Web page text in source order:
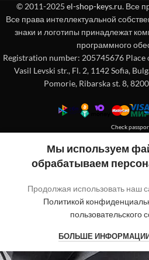
© 2011-2025 el-shop-keys.ru. Все
Все права интеллектуальной
знаки и логотипы принадлежат
программного
Registration number: 205745676 Place
Vasil Levski str., Fl. 2, 1142 Sofia,
Pomorie, Ribarska st. 8,
Check
Мы используем
обрабатываем
Продолжая использовать наш
Политикой
пользовательского
БОЛЬШЕ
Покупка без
"обозначает обязательные поля